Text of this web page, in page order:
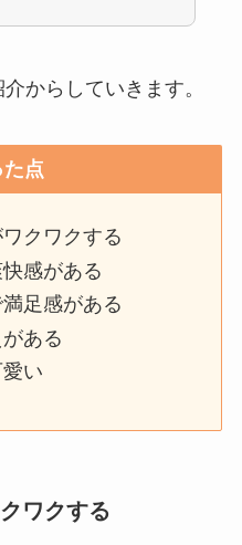
からしていきます。
た点
クワクする
感がある
足感がある
ある
い
ワクする